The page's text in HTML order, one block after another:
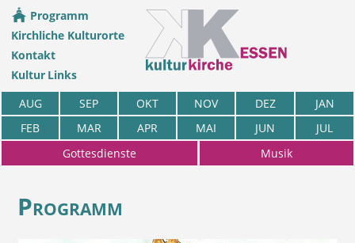
Programm
Kirchliche Kulturorte
Kontakt
Kultur Links
AUG
SEP OKT NOV DEZ
JAN
FEB
MAR APR MAI JUN
JUL
Gottesdienste
Musik
Programm